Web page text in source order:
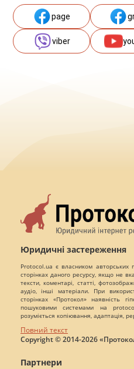
page
viber
Юридичні застереження
Protocol.ua є власником
сторінках даного ресурсу, якщо не
тексти, коментарі, статті,
аудіо, інші матеріали. При
сторінках «Протокол» наявність
пошуковими системами на
розуміється копіювання, адаптація,
Повний текст
Copyright © 2014-2026
Партнери